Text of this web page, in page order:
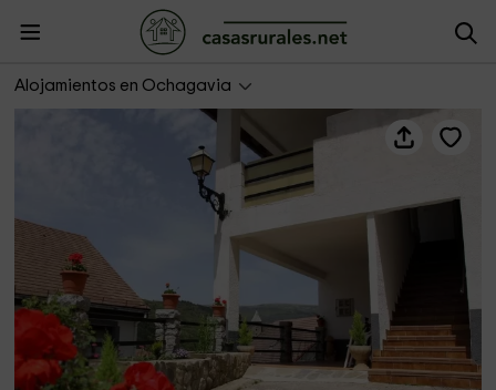
Alojamientos en Ochagavia
Casa Rural Mantxoalorra